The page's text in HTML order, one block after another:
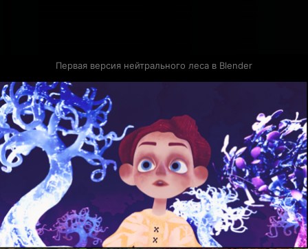
Первая версия нейтрального леса в Blender